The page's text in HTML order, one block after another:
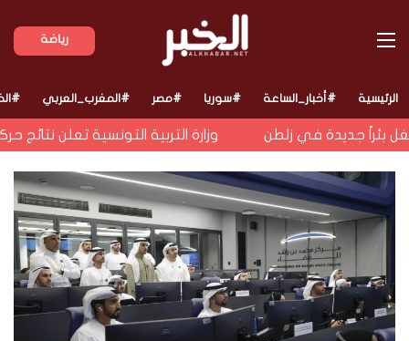
رياضة القائمة
الرئيسية #أخبار_الساعة #سوريا #مصر #المغرب_العربي
جديدة في زلطن وزارة التربية التونسية تعلن نتائج